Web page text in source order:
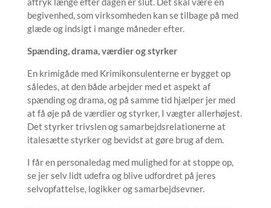
begivenhed, som virksomheden kan se tilbage på med
glæde og indsigt i mange måneder efter.
Spænding, drama, værdier og styrker
En krimigåde med Krimikonsulenterne er bygget op
således, at den både arbejder med et aspekt af
spænding og drama, og på samme tid hjælper jer med
at få øje på de værdier og styrker, I vægter allerhøjest.
Det styrker trivslen og samarbejdsrelationerne at
italesætte styrker og bevidst at gøre brug af dem.
I får en personaledag med mulighed for at stoppe op,
se jer selv lidt udefra og blive udfordret på jeres
selvopfattelse, logikker og samarbejdsevner.